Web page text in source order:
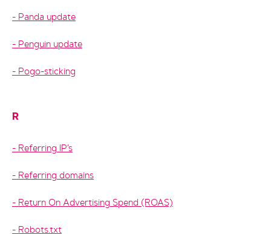
Panda update
Penguin update
Pogo-sticking
R
Referring IP’s
Referring domains
Return On Advertising Spend (ROAS)
Robots.txt